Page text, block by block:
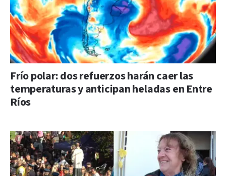
Frío polar: dos refuerzos harán caer las
temperaturas y anticipan heladas en Entre
Ríos